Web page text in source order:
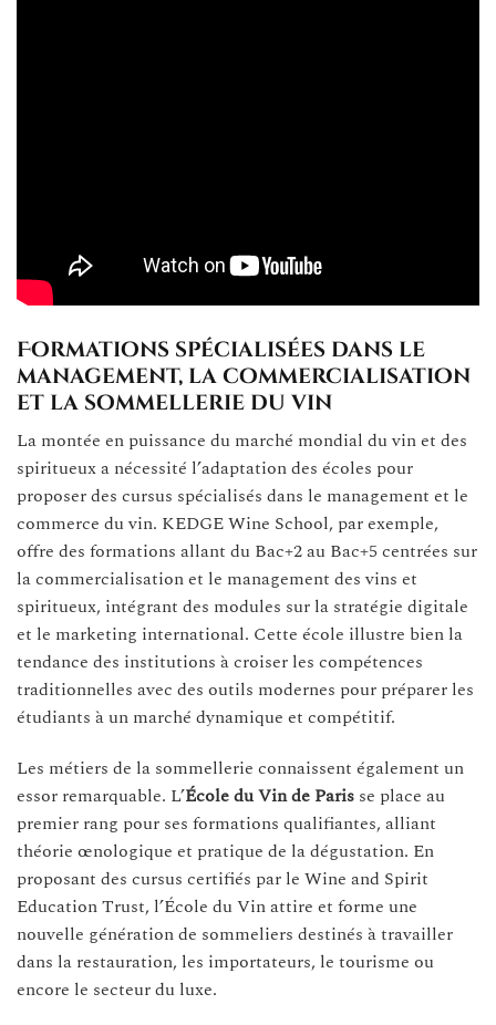
Formations spécialisées dans le
management, la commercialisation
et la sommellerie du vin
La montée en puissance du marché mondial du vin et des
spiritueux a nécessité l’adaptation des écoles pour
proposer des cursus spécialisés dans le management et le
commerce du vin. KEDGE Wine School, par exemple,
offre des formations allant du Bac+2 au Bac+5 centrées sur
la commercialisation et le management des vins et
spiritueux, intégrant des modules sur la stratégie digitale
et le marketing international. Cette école illustre bien la
tendance des institutions à croiser les compétences
traditionnelles avec des outils modernes pour préparer les
étudiants à un marché dynamique et compétitif.
Les métiers de la sommellerie connaissent également un
essor remarquable. L’École du Vin de Paris se place au
premier rang pour ses formations qualifiantes, alliant
théorie œnologique et pratique de la dégustation. En
proposant des cursus certifiés par le Wine and Spirit
Education Trust, l’École du Vin attire et forme une
nouvelle génération de sommeliers destinés à travailler
dans la restauration, les importateurs, le tourisme ou
encore le secteur du luxe.